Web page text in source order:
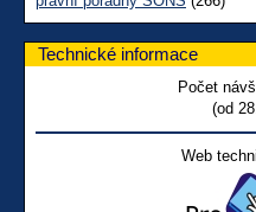
Technické informace
Počet
(od
Web